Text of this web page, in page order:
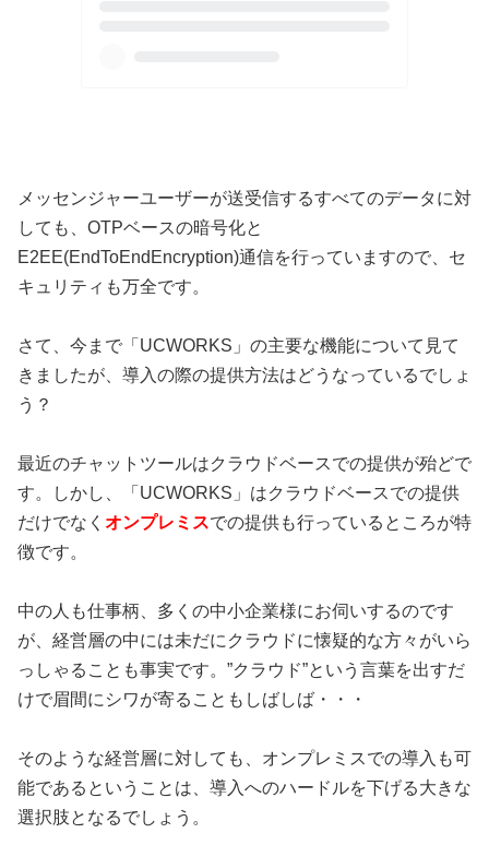
メッセンジャーユーザーが送受信するすべてのデータに対
しても、OTPベースの暗号化と
E2EE(EndToEndEncryption)通信を行っていますので、セ
キュリティも万全です。
さて、今まで「UCWORKS」の主要な機能について見て
きましたが、導入の際の提供方法はどうなっているでしょ
う？
最近のチャットツールはクラウドベースでの提供が殆どで
す。しかし、「UCWORKS」はクラウドベースでの提供
だけでなく オンプレミスでの提供も行っているところが特
徴です。
中の人も仕事柄、多くの中小企業様にお伺いするのです
が、経営層の中には未だにクラウドに懐疑的な方々がいら
っしゃることも事実です。”クラウド”という言葉を出すだ
けで眉間にシワが寄ることもしばしば・・・
そのような経営層に対しても、オンプレミスでの導入も可
能であるということは、導入へのハードルを下げる大きな
選択肢となるでしょう。